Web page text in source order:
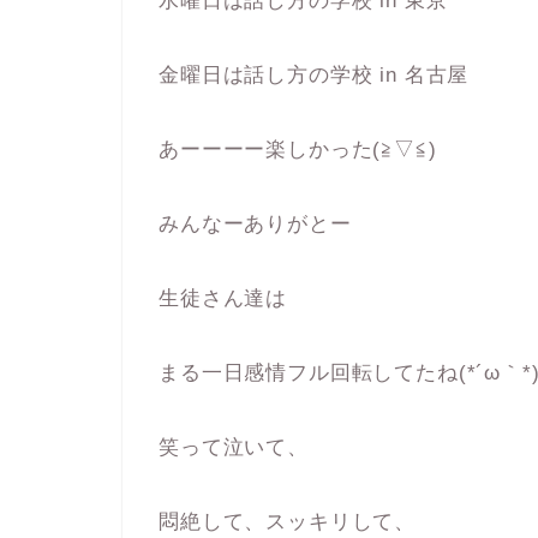
金曜日は話し方の学校 in 名古屋
あーーーー楽しかった(≧▽≦)
みんなーありがとー
生徒さん達は
まる一日感情フル回転してたね(*´ω｀
笑って泣いて、
悶絶して、スッキリして、